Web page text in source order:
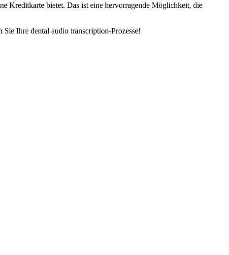
Kreditkarte bietet. Das ist eine hervorragende Möglichkeit, die
Ihre dental audio transcription-Prozesse!